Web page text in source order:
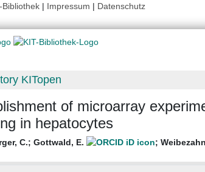
Bibliothek | Impressum | Datenschutz
KITopen
of microarray
in hepatocytes
C.; Gottwald, E. ;